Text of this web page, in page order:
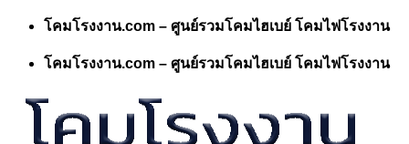
Skip
content
โคมโรงงาน.com – ศูนย์รวมโคมไฮเบย์ โคมไฟโรงงาน
โคมโรงงาน.com – ศูนย์รวมโคมไฮเบย์ โคมไฟโรงงาน